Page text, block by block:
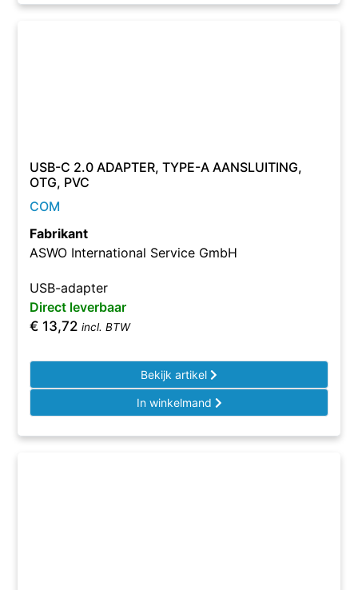
USB-C 2.0 ADAPTER, TYPE-A AANSLUITING,
OTG, PVC
COM
Fabrikant
ASWO International Service GmbH
USB-adapter
Direct leverbaar
€ 13,72 incl. BTW
Bekijk artikel
In winkelmand